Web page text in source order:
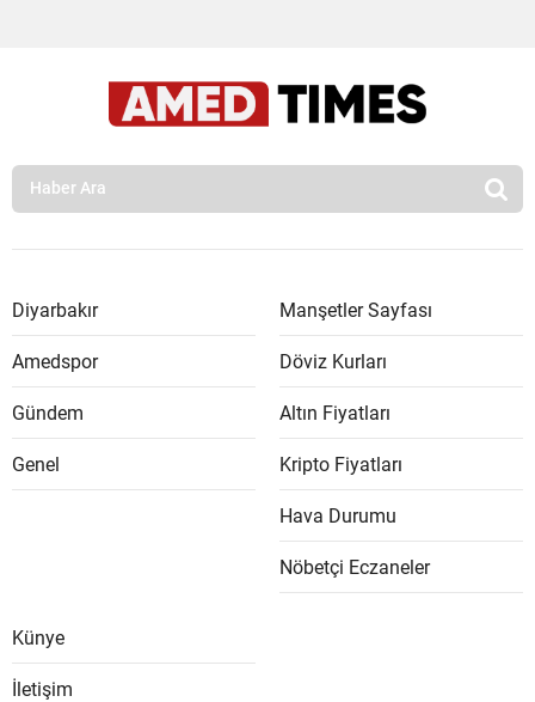
Diyarbakır
Amedspor
Gündem
Genel
Manşetler Sayfası
Döviz Kurları
Altın Fiyatları
Kripto Fiyatları
Hava Durumu
Nöbetçi Eczaneler
Künye
İletişim